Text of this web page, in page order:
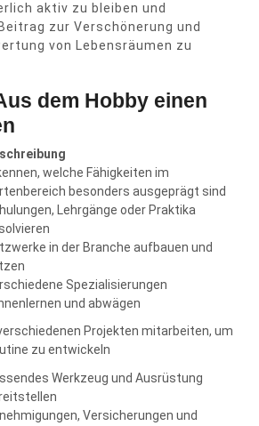
aktiv zu bleiben und
zur Verschönerung und
von Lebensräumen zu
dem Hobby einen
welche Fähigkeiten im
besonders ausgeprägt sind
Lehrgänge oder Praktika
in der Branche aufbauen und
Spezialisierungen
und abwägen
Projekten mitarbeiten, um
zu entwickeln
Werkzeug und Ausrüstung
Versicherungen und